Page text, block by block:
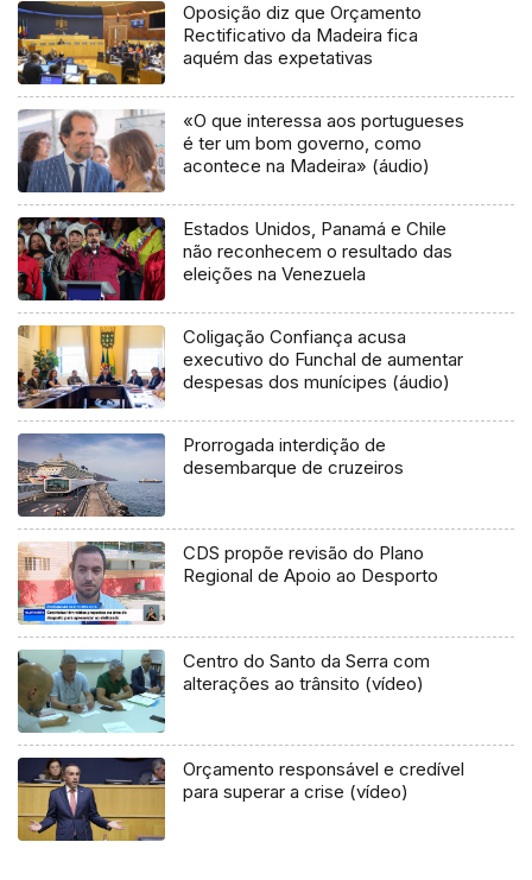
Oposição diz que Orçamento
Rectificativo da Madeira fica
aquém das expetativas
«O que interessa aos portugueses
é ter um bom governo, como
acontece na Madeira» (áudio)
Estados Unidos, Panamá e Chile
não reconhecem o resultado das
eleições na Venezuela
Coligação Confiança acusa
executivo do Funchal de aumentar
despesas dos munícipes (áudio)
Prorrogada interdição de
desembarque de cruzeiros
CDS propõe revisão do Plano
Regional de Apoio ao Desporto
Centro do Santo da Serra com
alterações ao trânsito (vídeo)
Orçamento responsável e credível
para superar a crise (vídeo)